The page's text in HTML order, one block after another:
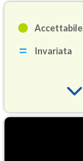
Accettabile
Invariata